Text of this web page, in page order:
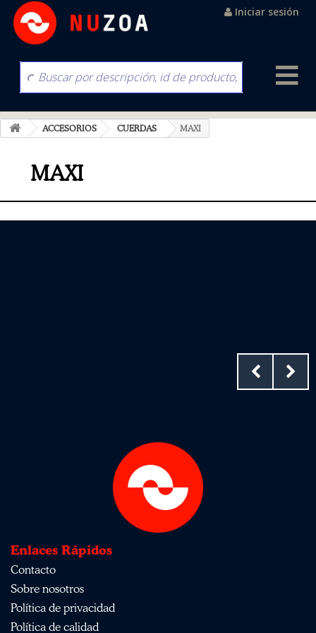
Iniciar sesión
ACCESORIOS CUERDAS MAXI
MAXI
Enlaces Rápidos
Contacto
Sobre nosotros
Política de privacidad
Política de calidad